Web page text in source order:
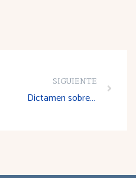
SIGUIENTE
Dictamen sobre el Proyecto de Decreto por el que se modifica el Decreto 22/2002, de 4 de abril, por el que se regula la estructura, funcionamiento y composición del Consejo Riojano de espectáculos públicos y actividades recreativas